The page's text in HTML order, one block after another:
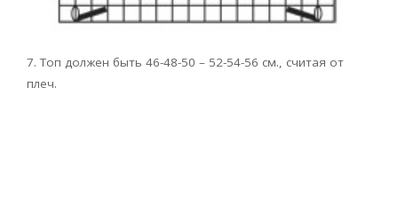
7. Топ должен быть 46-48-50 – 52-54-56 см., считая от
плеч.